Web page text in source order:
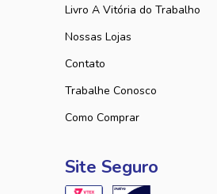
Livro A Vitória do Trabalho
Nossas Lojas
Contato
Trabalhe Conosco
Como Comprar
Site Seguro